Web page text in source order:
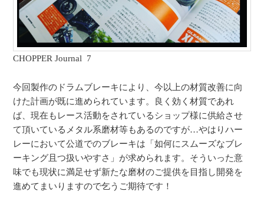
CHOPPER Journal 7
今回製作のドラムブレーキにより、今以上の材質改善に向
けた計画が既に進められています。良く効く材質であれ
ば、現在もレース活動をされているショップ様に供給させ
て頂いているメタル系磨材等もあるのですが…やはりハー
レーにおいて公道でのブレーキは「如何にスムーズなブレ
ーキング且つ扱いやすさ」が求められます。そういった意
味でも現状に満足せず新たな磨材のご提供を目指し開発を
進めてまいりますので乞うご期待です！